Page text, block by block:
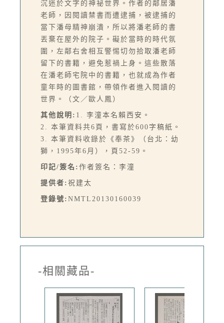
沉迷於文字的神祕世界。作者的鄰居潘
老師，因閱讀禁書而遭逮捕，被逮捕的
當下潘母精神崩潰，所以將潘老師的書
丟棄在屋外的院子。礙於當時的時代氛
圍，左鄰右舍相互警惕切勿拾取潘老師
留下的書籍，避免惹禍上身。這些散落
在潘老師宅院中的書籍，也就成為作者
童年時的圖書館，帶領作者進入閱讀的
世界。（文／歐人鳳）
其他說明: 1. 李潼本名賴西安。
2. 本筆資料共6頁，書寫於600字稿紙。
3. 本筆資料收錄於《奉茶》（台北：幼
獅，1995年6月），頁52-59。
印記/簽名: 作者簽名：李潼
提供者: 祝建太
登錄號: NMTL20130160039
-相關藏品-